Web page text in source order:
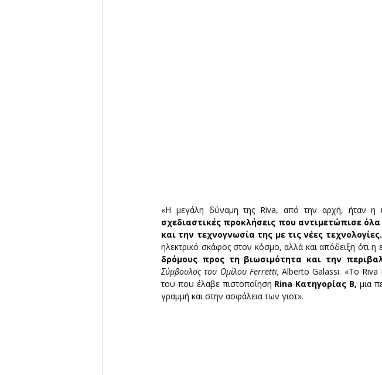
«Η μεγάλη δύναμη της Riva, από την αρχή, ήταν η
σχεδιαστικές προκλήσεις που αντιμετώπισε
και την τεχνογνωσία της με τις νέες τεχνολογίες.
ηλεκτρικό σκάφος στον κόσμο, αλλά και απόδειξη ότι
δρόμους προς τη βιωσιμότητα και την
Σύμβουλος του Ομίλου Ferretti, Alberto Galassi. «Το Riva
του που έλαβε πιστοποίηση Rina Κατηγορίας Β, μια
γραμμή και στην ασφάλεια των γιοτ».